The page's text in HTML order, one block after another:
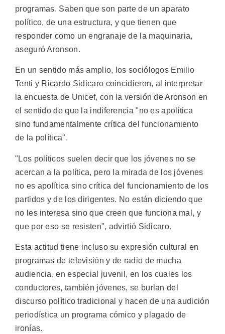
programas. Saben que son parte de un aparato
político, de una estructura, y que tienen que
responder como un engranaje de la maquinaria,
aseguró Aronson.
En un sentido más amplio, los sociólogos Emilio
Tenti y Ricardo Sidicaro coincidieron, al interpretar
la encuesta de Unicef, con la versión de Aronson en
el sentido de que la indiferencia "no es apolítica
sino fundamentalmente crítica del funcionamiento
de la política".
"Los políticos suelen decir que los jóvenes no se
acercan a la política, pero la mirada de los jóvenes
no es apolítica sino crítica del funcionamiento de los
partidos y de los dirigentes. No están diciendo que
no les interesa sino que creen que funciona mal, y
que por eso se resisten", advirtió Sidicaro.
Esta actitud tiene incluso su expresión cultural en
programas de televisión y de radio de mucha
audiencia, en especial juvenil, en los cuales los
conductores, también jóvenes, se burlan del
discurso político tradicional y hacen de una audición
periodística un programa cómico y plagado de
ironías.